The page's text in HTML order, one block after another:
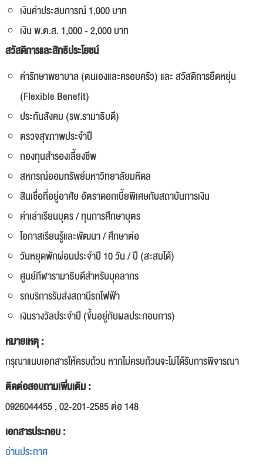
เงินค่าประสบการณ์ 1,000 บาท
เงิน พ.ต.ส. 1,000 - 2,000 บาท
สวัสดิการและสิทธิประโยชน์
ค่ารักษาพยาบาล (ตนเองและครอบครัว) และ สวัสดิการยืดหยุ่น
(Flexible Benefit)
ประกันสังคม (รพ.รามาธิบดี)
ตรวจสุขภาพประจำปี
กองทุนสำรองเลี้ยงชีพ
สหกรณ์ออมทรัพย์มหาวิทยาลัยมหิดล
สินเชื่อที่อยู่อาศัย อัตราดอกเบี้ยพิเศษกับสถาบันการเงิน
ค่าเล่าเรียนบุตร / ทุนการศึกษาบุตร
โอกาสเรียนรู้และพัฒนา / ศึกษาต่อ
วันหยุดพักผ่อนประจำปี 10 วัน / ปี (สะสมได้)
ศูนย์กีฬารามาธิบดีสำหรับบุคลากร
รถบริการรับส่งสถานีรถไฟฟ้า
เงินรางวัลประจำปี (ขึ้นอยู่กับผลประกอบการ)
หมายเหตุ :
กรุณาแนบเอกสารให้ครบถ้วน หากไม่ครบถ้วนจะไม่ได้รับการพิจารณา
ติดต่อสอบถามเพิ่มเติม :
0926044455 , 02-201-2585 ต่อ 148
เอกสารประกอบ :
อ่านประกาศ